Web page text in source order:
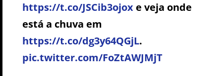
https://t.co/JSCib3ojox e veja onde
está a chuva em
https://t.co/dg3y64QGjL.
pic.twitter.com/FoZtAWJMjT